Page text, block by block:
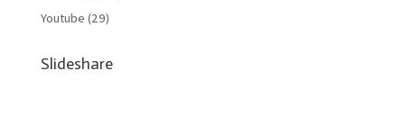
Youtube (29)
Slideshare